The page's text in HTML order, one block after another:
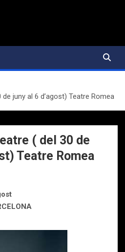
de juny al 6 d’agost) Teatre Romea
( del 30 de
Teatre Romea